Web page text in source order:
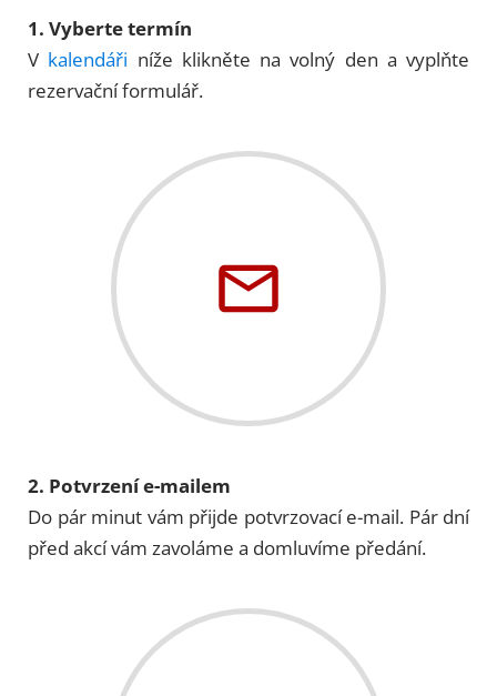
1. Vyberte termín
V kalendáři níže klikněte na volný den a vyplňte
rezervační formulář.
2. Potvrzení e-mailem
Do pár minut vám přijde potvrzovací e-mail. Pár dní
před akcí vám zavoláme a domluvíme předání.